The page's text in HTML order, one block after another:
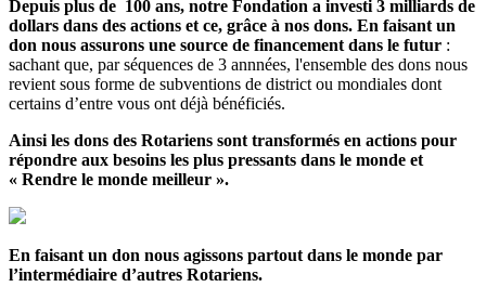
Depuis plus de 100 ans, notre Fondation a investi 3 milliards de
dollars dans des actions et ce, grâce à nos dons. En faisant un
don nous assurons une source de financement dans le futur :
sachant que, par séquences de 3 annnées, l'ensemble des dons nous
revient sous forme de subventions de district ou mondiales dont
certains d’entre vous ont déjà bénéficiés.
Ainsi les dons des Rotariens sont transformés en actions pour
répondre aux besoins les plus pressants dans le monde et
« Rendre le monde meilleur ».
En faisant un don nous agissons partout dans le monde par
l’intermédiaire d’autres Rotariens.